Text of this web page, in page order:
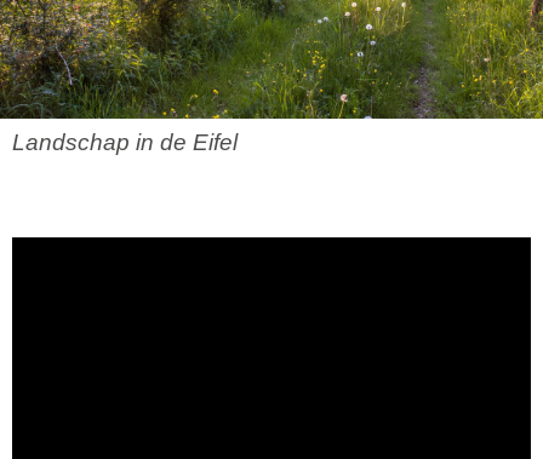
Landschap in de Eifel